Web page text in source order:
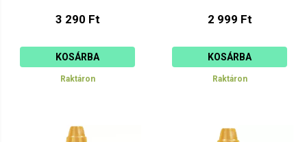
3 290 Ft
KOSÁRBA
Raktáron
2 999 Ft
KOSÁRBA
Raktáron